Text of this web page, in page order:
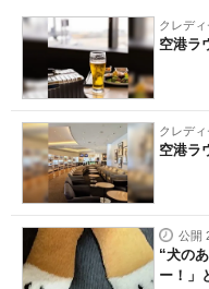
クレデ
空港ラ
クレデ
空港ラ
公開
“犬の
ー！